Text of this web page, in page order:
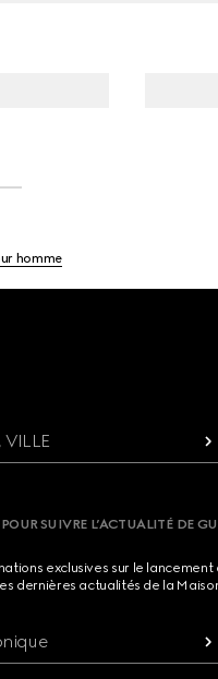
homme
VILLE
SUIVRE L’ACTUALITÉ DE
exclusives sur le
dernières actualités de la